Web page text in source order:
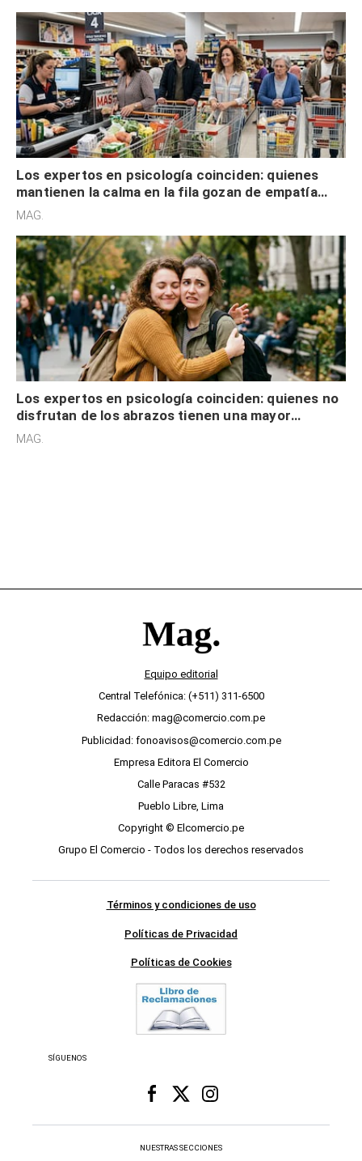
Los expertos en psicología coinciden: quienes
mantienen la calma en la fila gozan de empatía
cognitiva, gratitud y no solo tienen autocontrol
MAG.
Los expertos en psicología coinciden: quienes no
disfrutan de los abrazos tienen una mayor
sensibilidad a los estímulos físicos y no es por
MAG.
Equipo editorial
Central Telefónica: (+511) 311-6500
Redacción: mag@comercio.com.pe
Publicidad: fonoavisos@comercio.com.pe
Empresa Editora El Comercio
Calle Paracas #532
Pueblo Libre, Lima
Copyright © Elcomercio.pe
Grupo El Comercio - Todos los derechos reservados
Términos y condiciones de uso
Políticas de Privacidad
Políticas de Cookies
SÍGUENOS
NUESTRAS SECCIONES